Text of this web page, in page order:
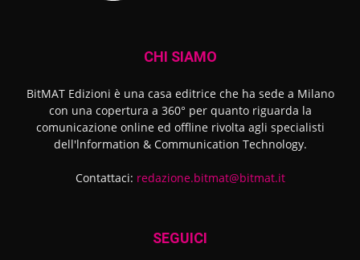
CHI SIAMO
BitMAT Edizioni è una casa editrice che ha sede a Milano
con una copertura a 360° per quanto riguarda la
comunicazione online ed offline rivolta agli specialisti
dell'lnformation & Communication Technology.
Contattaci: redazione.bitmat@bitmat.it
SEGUICI